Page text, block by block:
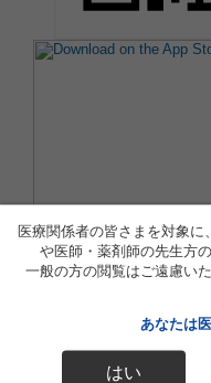
医療関係者の皆さまを対象に
や医師・薬剤師の先生方
一般の方の閲覧はご遠慮い
あなたは
はい